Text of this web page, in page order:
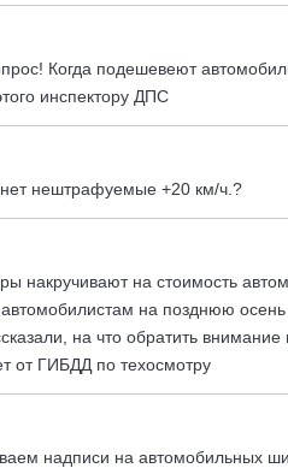
Когда подешевеют
инспектору ДПС
нештрафуемые +20 км/ч.?
накручивают на стоимость
автомобилистам на позднюю осень
на что обратить
от ГИБДД по техосмотру
надписи на автомобильных